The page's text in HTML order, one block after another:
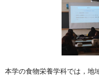
本学の食物栄養学科では，地